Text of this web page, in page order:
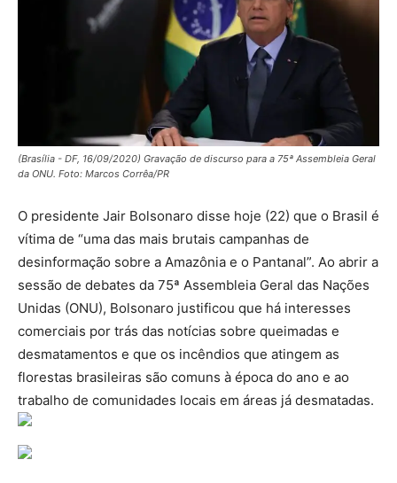
(Brasília - DF, 16/09/2020) Gravação de discurso para a 75ª Assembleia Geral
da ONU. Foto: Marcos Corrêa/PR
O presidente Jair Bolsonaro disse hoje (22) que o Brasil é
vítima de “uma das mais brutais campanhas de
desinformação sobre a Amazônia e o Pantanal”. Ao abrir a
sessão de debates da 75ª Assembleia Geral das Nações
Unidas (ONU), Bolsonaro justificou que há interesses
comerciais por trás das notícias sobre queimadas e
desmatamentos e que os incêndios que atingem as
florestas brasileiras são comuns à época do ano e ao
trabalho de comunidades locais em áreas já desmatadas.